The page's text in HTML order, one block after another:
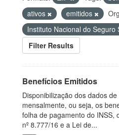
ativos
emitidos
Instituto Nacional do Seguro
Filter Results
Benefícios Emitidos
Disponibilização dos dados
mensalmente, ou seja, os
folha de pagamento do INSS,
nº 8.777/16 e a Lei de...